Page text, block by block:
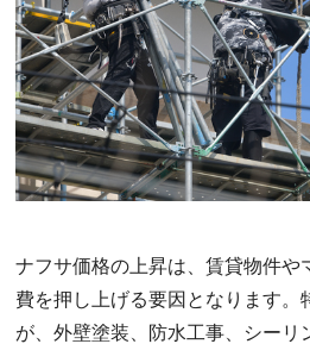
ナフサ価格の上昇は、賃貸物件や
費を押し上げる要因となります。
が、外壁塗装、防水工事、シーリ